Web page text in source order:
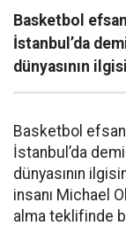
Basketbol
İstanbul’da
dünyasının
Basketbol
İstanbul’da
dünyasının
insanı Michael
alma teklifinde